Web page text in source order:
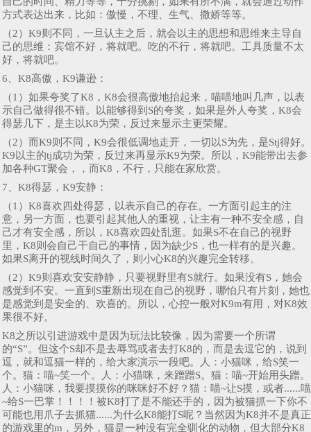
方式表达出来，比如：傲慢，不理、生气、撒娇等等。
（2）K9则不同，一旦认主之后，就会以主的思想和思维来主导自
己的思维：宾馆不好，将就吧。吃的不行，将就吧。工具质量不太
好，将就吧。
6、K8高傲，K9谦逊：
（1）如果夸奖了K8，K8会很高傲地抬起来，喵喵地叫几声，以表
示自己做得很不错。以能够得到S的夸奖，如果是外人夸奖，K8会
得瑟几下，是主以K8为荣，反过来显示主更荣耀。
（2）而K9则不同，K9会很低调地走开，一切以S为先，是Stj得好。
K9以主的tj成功为荣，反过来再显示K9为荣。所以，K9能带出去参
加各种GT聚会，，而K8，不行，只能在家欣赏。
7、K8得瑟，K9安静：
（1）K8喜欢四处得瑟，以表示自己的存在。一方面引起主的注
意，另一方面，也要引起其他人的重视，让主有一种不安全感，自
己才有安全感，所以，K8喜欢四处乱逛。如果S不在自己的视野
里，K8则会自己干自己的事情，因为缺少S，也一样有的是兴趣。
如果S离开的视线时间久了，则小心K8的兴趣完全转移。
（2）K9则喜欢安安静静，只要视野里有S就行。如果没有S，她会
感觉到不安。一直到S重新出现在自己的视野，哪怕只有片刻，她也
是感觉到是安全的、欢喜的。所以，心控一般对K9m有用，对K8效
果很不好。
K8之所以引进游戏中是因为玩法比较像，因为需要一个所谓
的“S”。但这个S却不是去辱骂或者去打K8的，而是去逗它的，说到
逗，就和逗猫一样的，给大家演示一段吧。人：小猫咪，给S笑一
个。猫：喵~笑一个。人：小猫咪，来蹭蹭S。猫：喵~开始用头蹭。
人：小猫咪，我要摸摸你的咪咪好不好？猫：喵~让S摸，或者......喵
~给S一巴掌！！！！被K8打了是不能还手的，因为被猫抓一下你不
可能也用爪子去抓猫......为什么K8能打S呢？当然因为K8并不是真正
的游戏里的m，另外，猫是一种没有完全驯化的动物，但大部分K8